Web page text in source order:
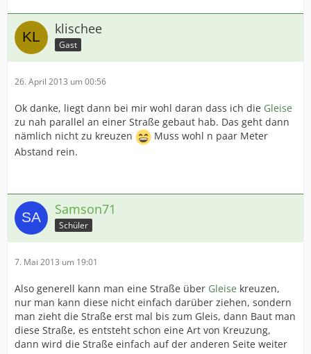
klischee
Gast
26. April 2013 um 00:56
Ok danke, liegt dann bei mir wohl daran dass ich die Gleise
zu nah parallel an einer Straße gebaut hab. Das geht dann
nämlich nicht zu kreuzen
Muss wohl n paar Meter
Abstand rein.
Samson71
Schüler
7. Mai 2013 um 19:01
Also generell kann man eine Straße über Gleise kreuzen,
nur man kann diese nicht einfach darüber ziehen, sondern
man zieht die Straße erst mal bis zum Gleis, dann Baut man
diese Straße, es entsteht schon eine Art von Kreuzung,
dann wird die Straße einfach auf der anderen Seite weiter